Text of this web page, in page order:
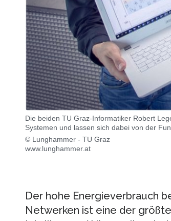
Die beiden TU Graz-Informatiker Robert
Systemen und lassen sich dabei von der
© Lunghammer - TU Graz
www.lunghammer.at
Der hohe Energieverbrauch
Netwerken ist eine der